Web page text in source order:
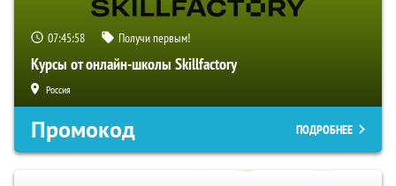
07:45:57 Получи первым!
Курсы от онлайн-школы Skillfactory
Россия
Промокод ПОДРОБНЕЕ